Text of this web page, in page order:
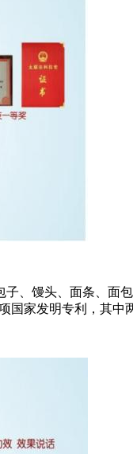
、馒头、面条、面
家发明专利，其